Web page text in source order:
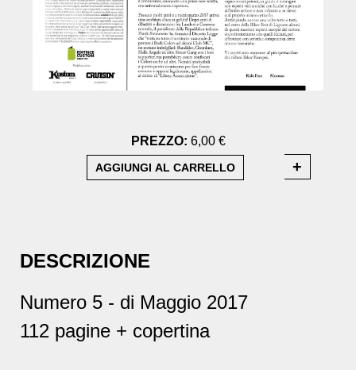
PREZZO: 6,00 €
DESCRIZIONE
Numero 5 - di Maggio 2017
112 pagine + copertina